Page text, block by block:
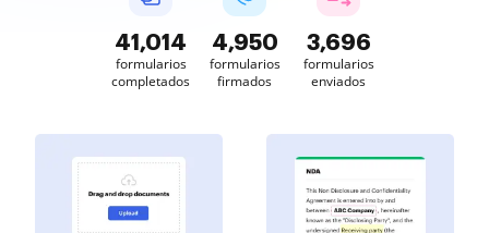
41,015
formularios
completados
4,950
formularios
firmados
3,696
formularios
enviados